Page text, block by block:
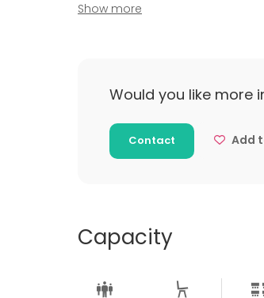
Myyntitakuun suuruuteen
Vanhan Ylioppilastalon
– kysy lisää!
Show more
Would you like more
Contact Add
Capacity